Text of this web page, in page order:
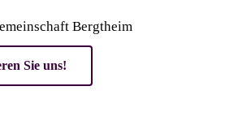
Sie uns!